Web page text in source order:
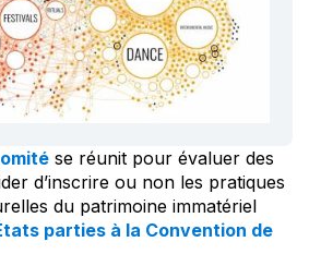
se réunit pour évaluer des
d’inscrire ou non les pratiques
du patrimoine immatériel
parties à la Convention de